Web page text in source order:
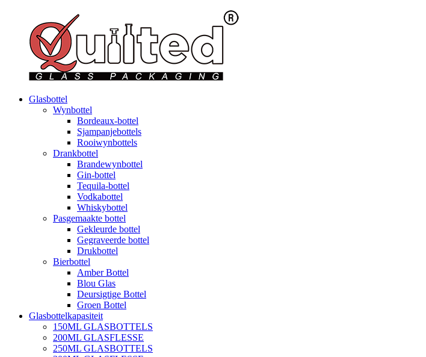
Glasbottel
Wynbottel
Bordeaux-bottel
Sjampanjebottels
Rooiwynbottels
Drankbottel
Brandewynbottel
Gin-bottel
Tequila-bottel
Vodkabottel
Whiskybottel
Pasgemaakte bottel
Gekleurde bottel
Gegraveerde bottel
Drukbottel
Bierbottel
Amber Bottel
Blou Glas
Deursigtige Bottel
Groen Bottel
Glasbottelkapasiteit
150ML GLASBOTTELS
200ML GLASFLESSE
250ML GLASBOTTELS